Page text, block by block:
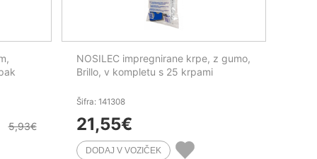
5,93€
NOSILEC impregnirane krpe, z gumo,
Brillo, v kompletu s 25 krpami
Šifra: 141308
21,55€